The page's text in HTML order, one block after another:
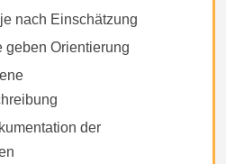
nach Einschätzung
geben Orientierung
der